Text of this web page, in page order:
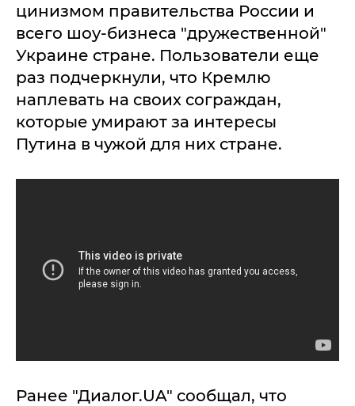
цинизмом правительства России и
всего шоу-бизнеса "дружественной"
Украине стране. Пользователи еще
раз подчеркнули, что Кремлю
наплевать на своих сограждан,
которые умирают за интересы
Путина в чужой для них стране.
Ранее "Диалог.UA" сообщал, что